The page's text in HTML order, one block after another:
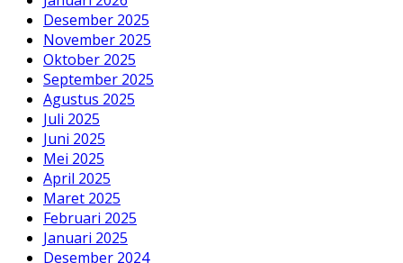
Desember 2025
November 2025
Oktober 2025
September 2025
Agustus 2025
Juli 2025
Juni 2025
Mei 2025
April 2025
Maret 2025
Februari 2025
Januari 2025
Desember 2024